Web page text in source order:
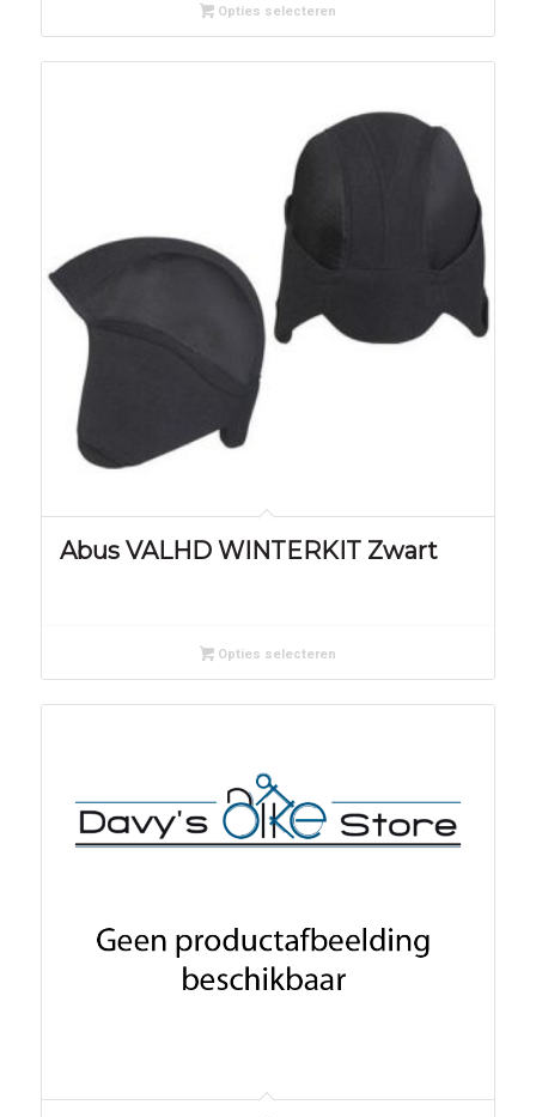
Opties selecteren
Abus VALHD WINTERKIT Zwart
Opties selecteren